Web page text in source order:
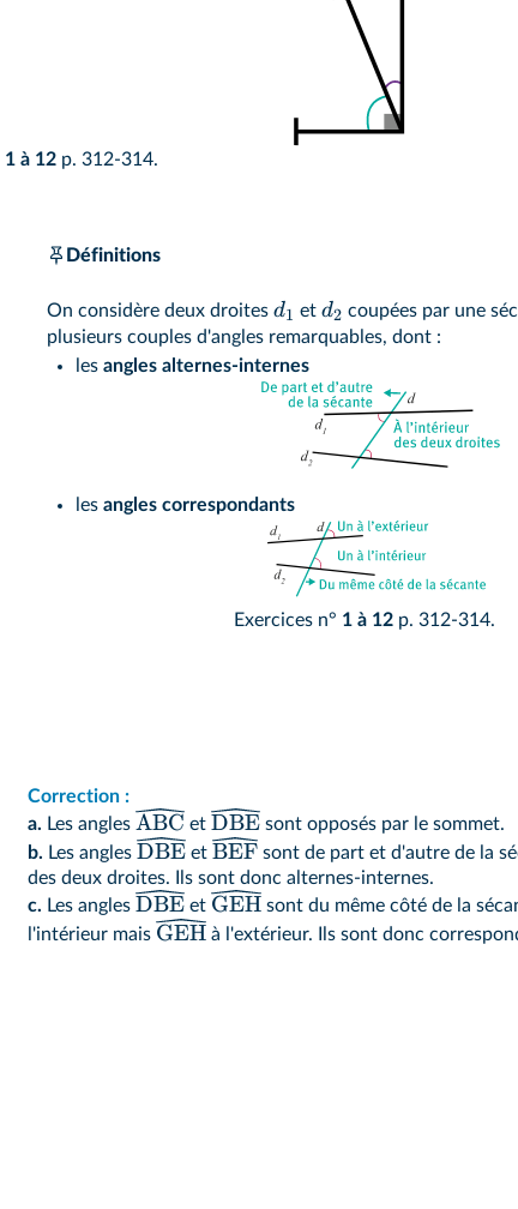
1 à 12 p. 312-314.
Définitions
On considère deux droites d1 et d2 coupées par une
plusieurs couples d'angles remarquables, dont :
les angles alternes-internes
les angles correspondants
Exercices n° 1 à 12p. 312-314.
Correction :
a. Les angles ABC et DBE sont opposés par le sommet.
b. Les angles DBE et BEF sont de part et d'autre de la
des deux droites. Ils sont donc alternes-internes.
c. Les angles DBE et GEH sont du même côté de la
l'intérieur mais GEH à l'extérieur. Ils sont donc